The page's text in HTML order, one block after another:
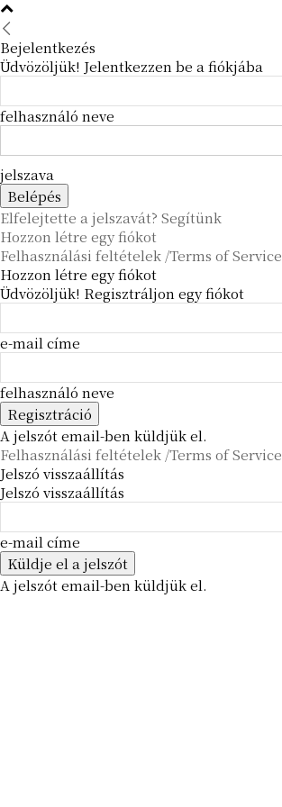
Bejelentkezés
Üdvözöljük! Jelentkezzen be a fiókjába
felhasználó neve
jelszava
Elfelejtette a jelszavát? Segítünk
Hozzon létre egy fiókot
Felhasználási feltételek /Terms of Service
Hozzon létre egy fiókot
Üdvözöljük! Regisztráljon egy fiókot
e-mail címe
felhasználó neve
A jelszót email-ben küldjük el.
Felhasználási feltételek /Terms of Service
Jelszó visszaállítás
Jelszó visszaállítás
e-mail címe
A jelszót email-ben küldjük el.